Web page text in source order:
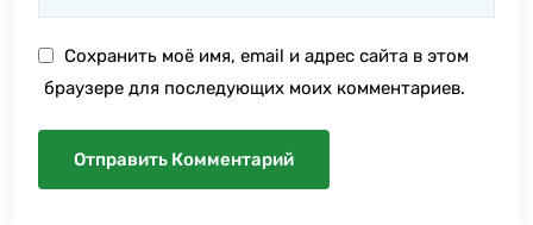
Сохранить моё имя, email и адрес сайта в этом
браузере для последующих моих комментариев.